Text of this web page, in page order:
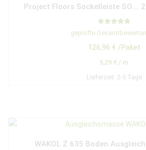
Project Floors Sockelleiste SO….
Bewertet mit
5.00
geprüfte
126,96 € /Paket
5,29 € / m
Lieferzeit: 2-5 Tage
WAKOL Z 635 Boden